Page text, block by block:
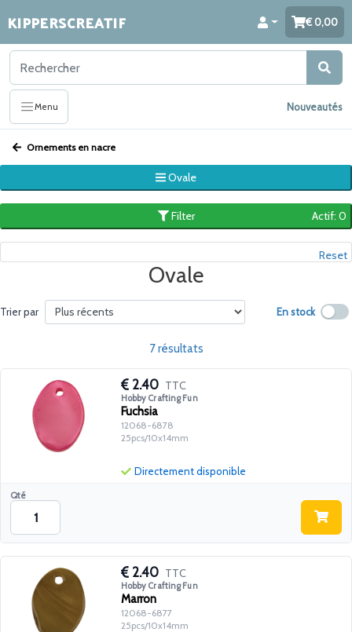
KIPPERSCREATIF 0,00
Menu Nouveautés
Ornements en nacre
Ovale
Filter Actif: 0
Reset
Ovale
Trier par En stock
7 résultats
2.40 TTC
Hobby Crafting Fun
Fuchsia
12068-6878
25pcs/10x14mm
Qté
Directement disponible
2.40 TTC
Hobby Crafting Fun
Marron
12068-6877
25pcs/10x14mm